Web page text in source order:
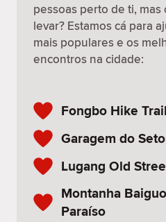
pessoas perto de ti,
levar? Estamos cá para
mais populares e os
encontros na cidade:
Fongbo Hike Trail
Garagem do
Lugang Old
Montanha
Paraíso